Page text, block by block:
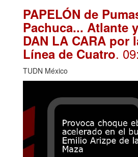
PAPELÓN de
Pachuca... Atlante
DAN LA CARA por
Línea de Cuatro.
TUDN México